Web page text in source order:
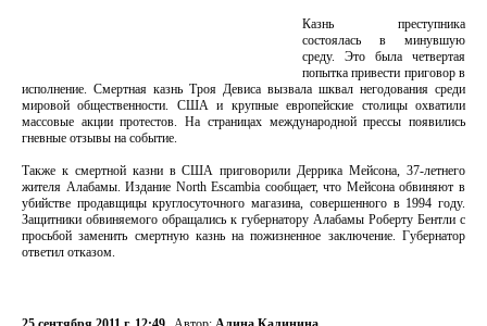
Казнь преступника
состоялась в минувшую
среду. Это была четвертая
попытка привести приговор в
исполнение. Смертная казнь Троя Девиса вызвала шквал негодования среди
мировой общественности. США и крупные европейские столицы охватили
массовые акции протестов. На страницах международной прессы появились
гневные отзывы на событие.
Также к смертной казни в США приговорили Деррика Мейсона, 37-летнего
жителя Алабамы. Издание North Escambia сообщает, что Мейсона обвиняют в
убийстве продавщицы круглосуточного магазина, совершенного в 1994 году.
Защитники обвиняемого обращались к губернатору Алабамы Роберту Бентли с
просьбой заменить смертную казнь на пожизненное заключение. Губернатор
ответил отказом.